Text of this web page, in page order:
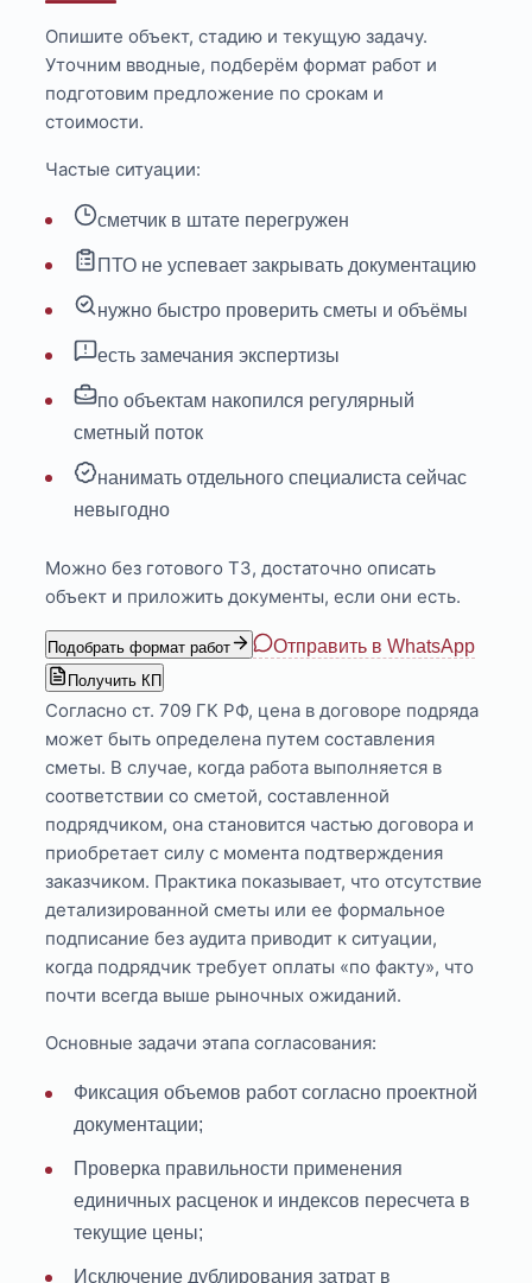
Опишите объект, стадию и текущую задачу.
Уточним вводные, подберём формат работ и
подготовим предложение по срокам и
стоимости.
Частые ситуации:
сметчик в штате перегружен
ПТО не успевает закрывать документацию
нужно быстро проверить сметы и объёмы
есть замечания экспертизы
по объектам накопился регулярный
сметный поток
нанимать отдельного специалиста сейчас
невыгодно
Можно без готового ТЗ, достаточно описать
объект и приложить документы, если они есть.
Подобрать формат работ Отправить в WhatsApp
Получить КП
Согласно ст. 709 ГК РФ, цена в договоре подряда
может быть определена путем составления
сметы. В случае, когда работа выполняется в
соответствии со сметой, составленной
подрядчиком, она становится частью договора и
приобретает силу с момента подтверждения
заказчиком. Практика показывает, что отсутствие
детализированной сметы или ее формальное
подписание без аудита приводит к ситуации,
когда подрядчик требует оплаты «по факту», что
почти всегда выше рыночных ожиданий.
Основные задачи этапа согласования:
Фиксация объемов работ согласно проектной
документации;
Проверка правильности применения
единичных расценок и индексов пересчета в
текущие цены;
Исключение дублирования затрат в